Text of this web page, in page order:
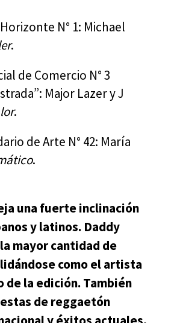
N° 1: Michael
.
de Comercio N° 3
Major Lazer y J
.
de Arte N° 42: María
.
una fuerte inclinación
y latinos. Daddy
mayor cantidad de
como el artista
de la edición. También
de reggaetón